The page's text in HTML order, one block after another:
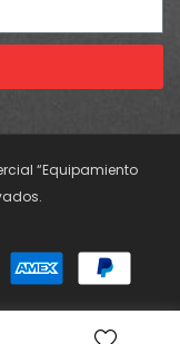
“Equipamiento